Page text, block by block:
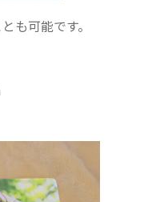
も可能です。